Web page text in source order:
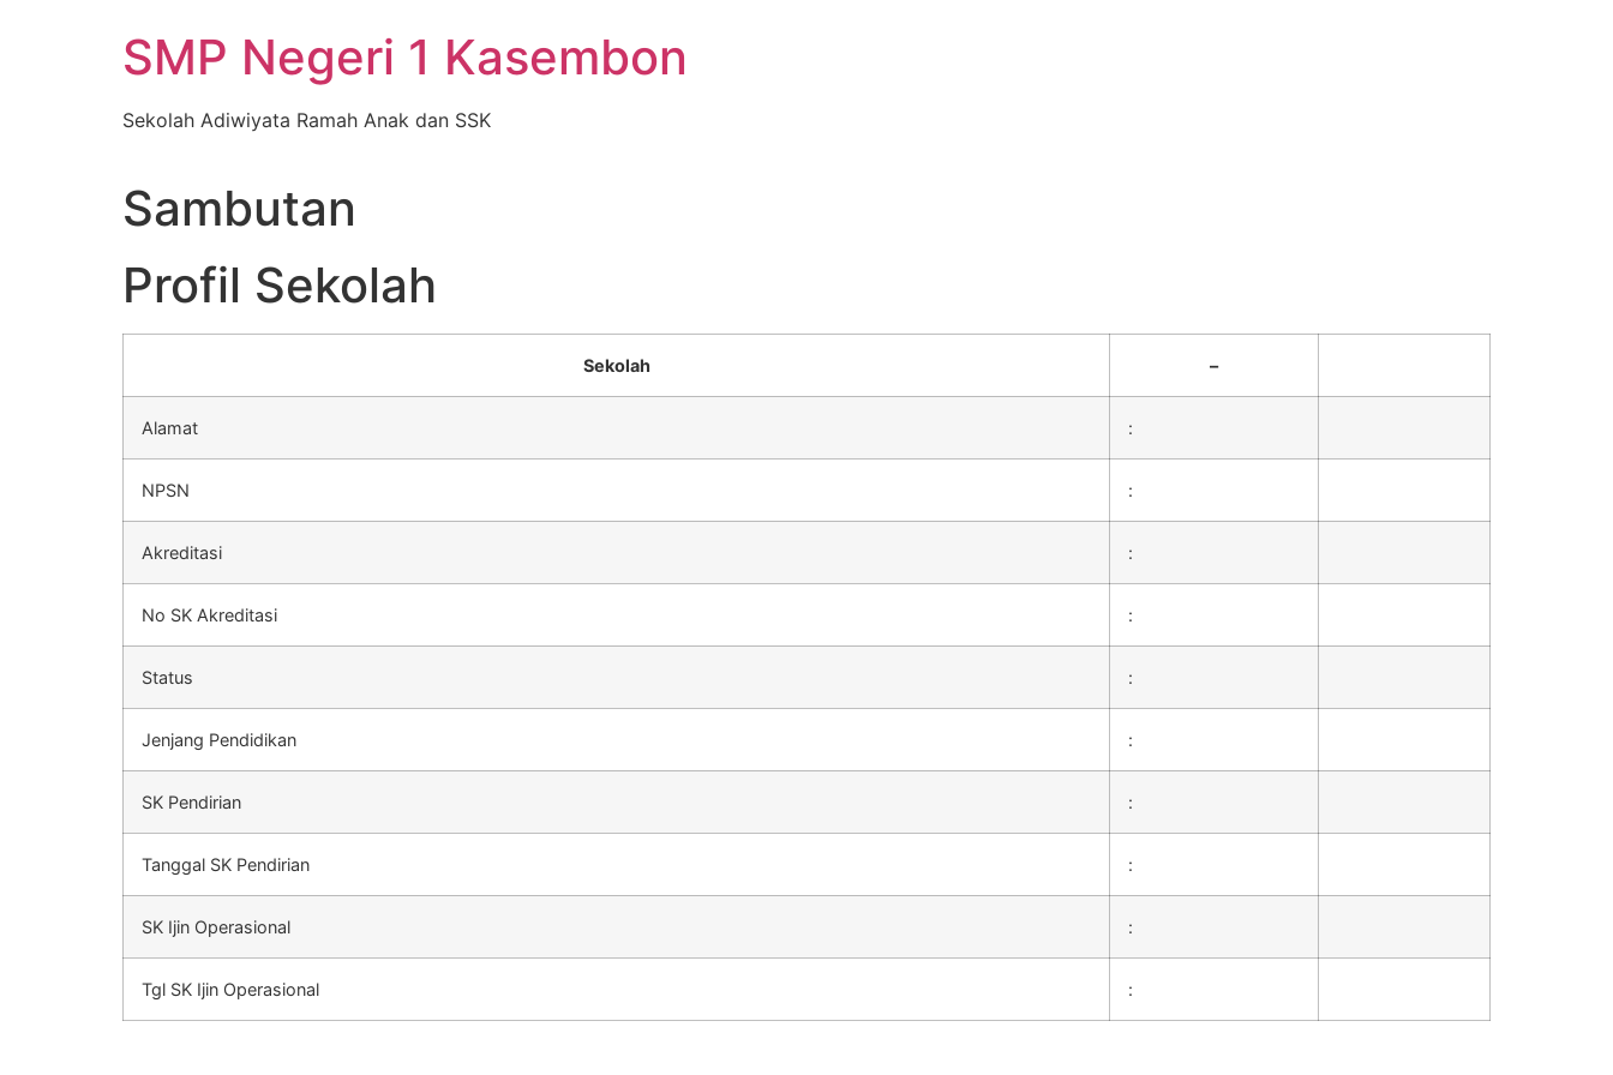
SMP Negeri 1 Kasembon
Sekolah Adiwiyata Ramah Anak dan SSK
Sambutan
Profil Sekolah
Sekolah –
Alamat :
NPSN :
Akreditasi :
No SK Akreditasi :
Status :
Jenjang Pendidikan :
SK Pendirian :
Tanggal SK Pendirian :
SK Ijin Operasional :
Tgl SK Ijin Operasional :